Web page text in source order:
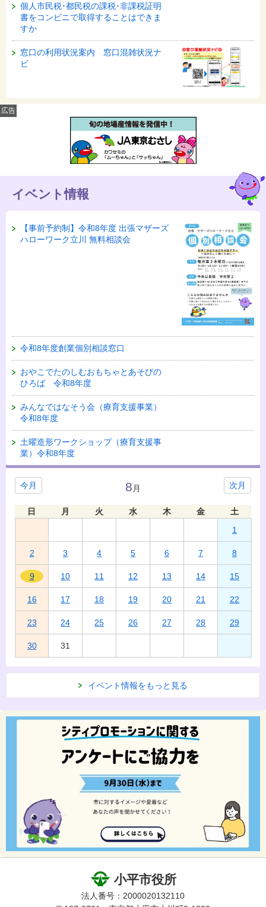
個人市民税･都民税の課税･非課税証明
書をコンビニで取得することはできま
すか
窓口の利用状況案内 窓口混雑状況ナ
ビ
広告
イベント情報
【事前予約制】令和8年度 出張マザーズ
ハローワーク立川 無料相談会
令和8年度創業個別相談窓口
おやこでたのしむおもちゃとあそびの
ひろば 令和8年度
みんなではなそう会（療育支援事業）
令和8年度
土曜造形ワークショップ（療育支援事
業）令和8年度
今月 次月
8 月
日 月 火 水 木 金
土
1
2 3 4 5 6 7 8
9 10 11 12 13 14 15
16 17 18 19 20 21 22
23 24 25 26 27 28 29
30 31
イベント情報をもっと見る
小平市役所
法人番号：2000020132110